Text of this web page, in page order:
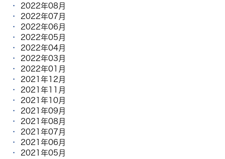
2022年08月
2022年07月
2022年06月
2022年05月
2022年04月
2022年03月
2022年01月
2021年12月
2021年11月
2021年10月
2021年09月
2021年08月
2021年07月
2021年06月
2021年05月